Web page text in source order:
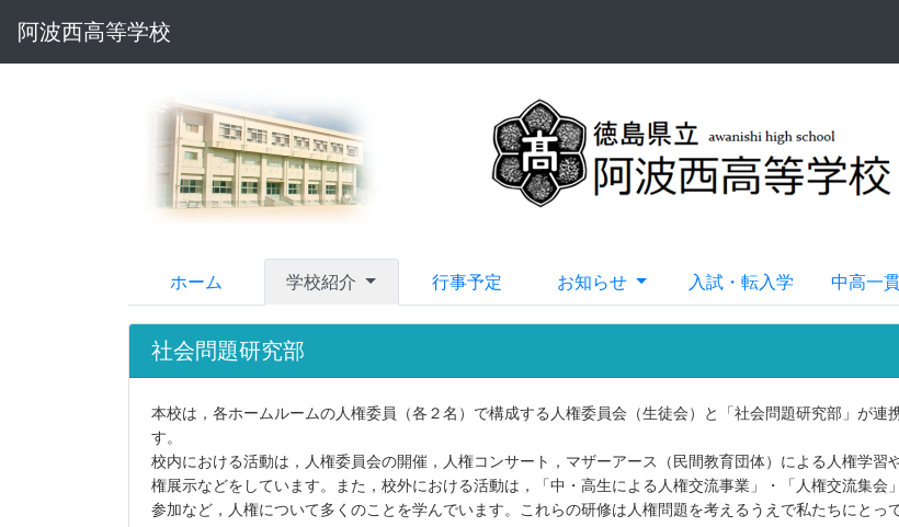
阿波西高等学校
ホーム 学校紹介 行事予定 お知らせ 入試・転入学 中高一
社会問題研究部
本校は，各ホームルームの人権委員（各２名）で構成する人権委員会（生徒会）と「社会問題研究部」が
す。
校内における活動は，人権委員会の開催，人権コンサート，マザーアース（民間教育団体）による人権学
権展示などをしています。また，校外における活動は，「中・高生による人権交流事業」・「人権交流集
参加など，人権について多くのことを学んでいます。これらの研修は人権問題を考えるうえで私たちにとっ